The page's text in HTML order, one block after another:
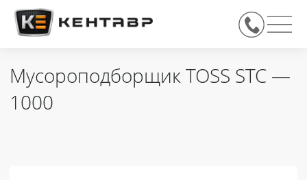
Мусороподборщик TOSS STC —
1000